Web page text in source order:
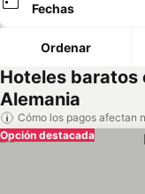
Fechas
Ordenar
Hoteles baratos
Alemania
Cómo los pagos afectan
Opción destacada